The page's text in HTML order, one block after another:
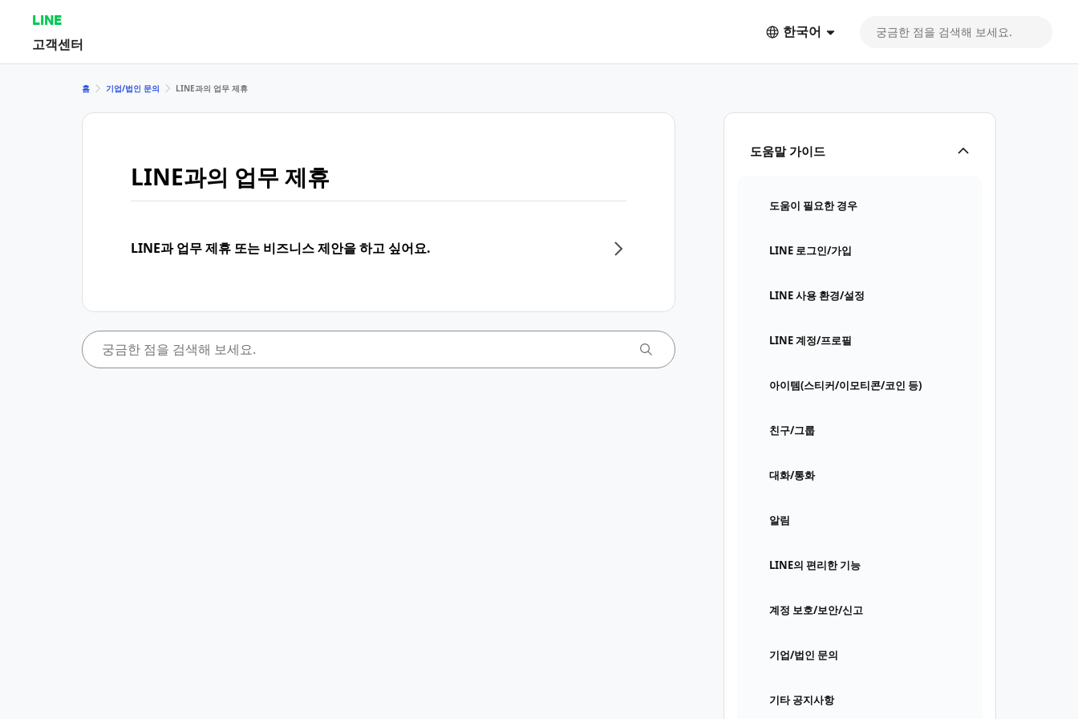
LINE
고객센터
한국어
도움말 가이드
도움이 필요한 경우
LINE 로그인/가입
LINE 사용 환경/설정
LINE 계정/프로필
아이템(스티커/이모티콘/코인 등)
친구/그룹
대화/통화
알림
LINE의 편리한 기능
계정 보호/보안/신고
기업/법인 문의
기타 공지사항
홈 기업/법인 문의 LINE과의 업무 제휴
LINE과의 업무 제휴
LINE과 업무 제휴 또는 비즈니스 제안을 하고 싶어요.